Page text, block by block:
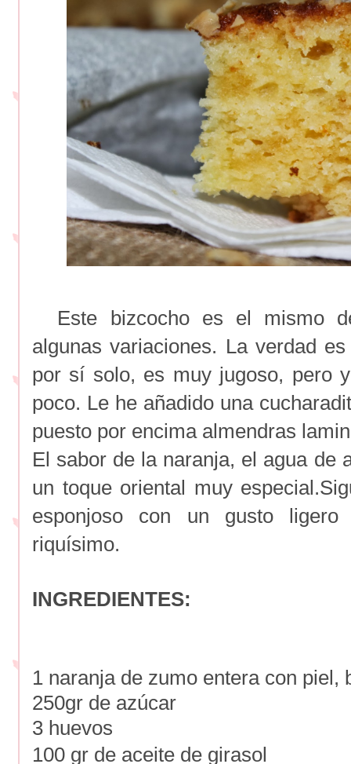
Este bizcocho es el mismo
algunas variaciones. La verdad
por sí solo, es muy jugoso, pero
poco. Le he añadido una
puesto por encima almendras
El sabor de la naranja, el agua de
un toque oriental muy
esponjoso con un gusto
riquísimo.
INGREDIENTES:
1 naranja de zumo entera con piel,
250gr de azúcar
3 huevos
100 gr de aceite de girasol